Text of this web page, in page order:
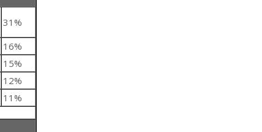
31%
16%
15%
12%
11%